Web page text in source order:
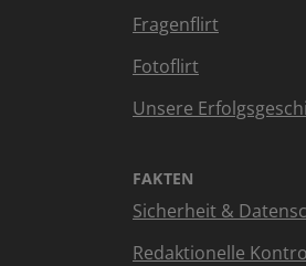
Fragenflirt
Fotoflirt
Unsere
FAKTEN
Sicherheit &
Redaktionelle